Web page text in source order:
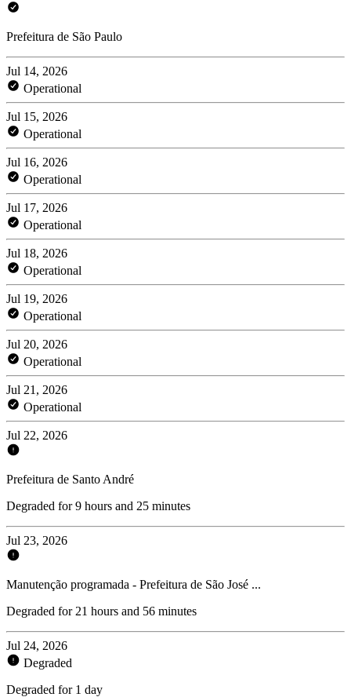
Prefeitura de São Paulo
Jul 14, 2026
Operational
Jul 15, 2026
Operational
Jul 16, 2026
Operational
Jul 17, 2026
Operational
Jul 18, 2026
Operational
Jul 19, 2026
Operational
Jul 20, 2026
Operational
Jul 21, 2026
Operational
Jul 22, 2026
Prefeitura de Santo André
Degraded for 9 hours and 25 minutes
Jul 23, 2026
Manutenção programada - Prefeitura de São José ...
Degraded for 21 hours and 56 minutes
Jul 24, 2026
Degraded
Degraded for 1 day